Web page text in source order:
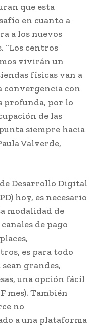
que esta
en cuanto a
a los nuevos
“Los centros
vivirán un
físicas van a
convergencia con
profunda, por lo
de las
siempre hacia
Valverde,
Desarrollo Digital
hoy, es necesario
modalidad de
de pago
es para todo
grandes,
una opción fácil
mes). También
no
a una plataforma